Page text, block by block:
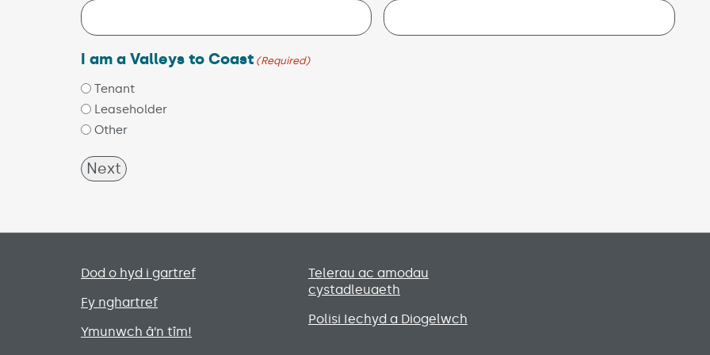
I am a Valleys to Coast (Required)
Tenant
Leaseholder
Other
Primary footer menu
Dod o hyd i gartref
Fy nghartref
Ymunwch â’n tîm!
Telerau ac amodau
cystadleuaeth
Polisi Iechyd a Diogelwch